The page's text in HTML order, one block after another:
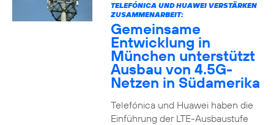
TELEFÓNICA UND HUAWEI VERSTÄRKEN
ZUSAMMENARBEIT:
Gemeinsame
Entwicklung in
München unterstützt
Ausbau von 4.5G-
Netzen in Südamerika
Telefónica und Huawei haben die
Einführung der LTE-Ausbaustufe